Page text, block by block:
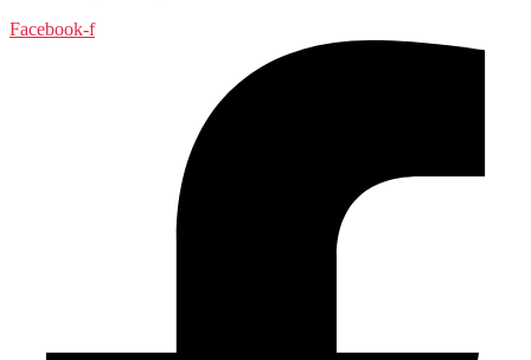
Facebook-f